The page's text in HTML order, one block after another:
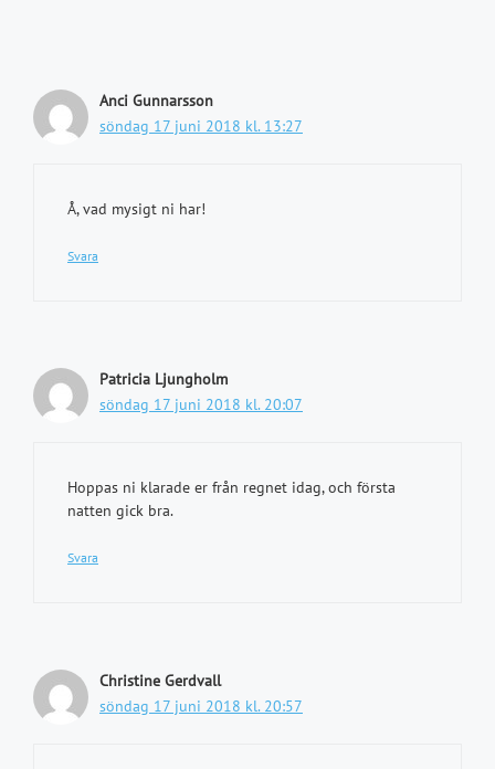
Anci Gunnarsson
söndag 17 juni 2018 kl. 13:27
Å, vad mysigt ni har!
Svara
Patricia Ljungholm
söndag 17 juni 2018 kl. 20:07
Hoppas ni klarade er från regnet idag, och första
natten gick bra.
Svara
Christine Gerdvall
söndag 17 juni 2018 kl. 20:57